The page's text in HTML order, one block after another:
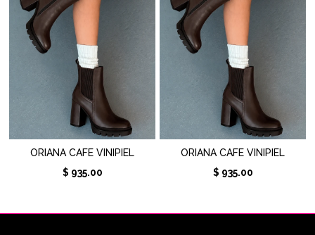
ORIANA CAFE VINIPIEL
$ 935.00
ORIANA CAFE VINIPIEL
$ 935.00